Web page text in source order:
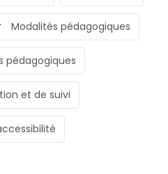
Modalités pédagogiques
pédagogiques
et de suivi